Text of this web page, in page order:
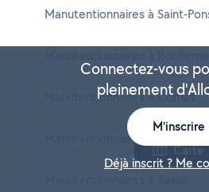
Manutentionnaires à Saint-
Manutentionnaires à Cornas
Manutentionnaires à Lentillères
Carte
Connectez-vous
pleinement
M'inscrire
Déjà inscrit ? Me